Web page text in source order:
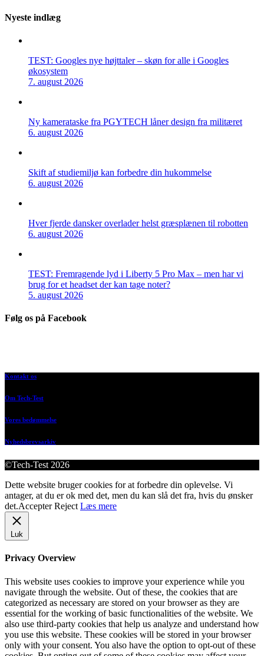
Nyeste indlæg
TEST: Googles nye højttaler – skøn for alle i Googles
økosystem
7. august 2026
Ny kamerataske fra PGYTECH låner design fra militæret
6. august 2026
Skift af studiemiljø kan forbedre din hukommelse
6. august 2026
Hver fjerde dansker overlader helst græsplænen til robotten
6. august 2026
TEST: Fremragende lyd i Liberty 5 Pro Max – men har vi
brug for et headset der kan tage noter?
5. august 2026
Følg os på Facebook
Kontakt os
Om Tech-Test
Vores bedømmelse
Nyhedsbrevsarkiv
©Tech-Test 2026
Dette website bruger cookies for at forbedre din oplevelse. Vi
antager, at du er ok med det, men du kan slå det fra, hvis du ønsker
det.Accepter Reject Læs mere
Luk
Privacy Overview
This website uses cookies to improve your experience while you
navigate through the website. Out of these, the cookies that are
categorized as necessary are stored on your browser as they are
essential for the working of basic functionalities of the website. We
also use third-party cookies that help us analyze and understand how
you use this website. These cookies will be stored in your browser
only with your consent. You also have the option to opt-out of these